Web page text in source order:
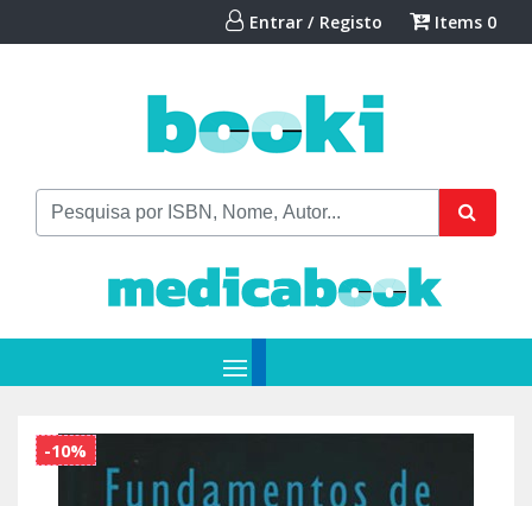
Entrar / Registo Items 0
-10%